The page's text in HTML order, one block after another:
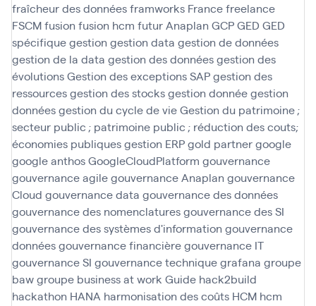
fraîcheur des donnéesframworks Francefreelance
FSCMfusion fusion hcm futur Anaplan GCPGED GED
spécifiquegestion gestion data gestion de données
gestion de la data gestion des donnéesgestion des
évolutionsGestion des exceptions SAPgestion des
ressourcesgestion des stocksgestion donnéegestion
donnéesgestion du cycle de vieGestion du patrimoine ;
secteur public ; patrimoine public ; réduction des couts;
économies publiquesgestion ERPgold partnergoogle
google anthosGoogleCloudPlatform gouvernance
gouvernance agilegouvernance Anaplan gouvernance
Cloud gouvernance data gouvernance des données
gouvernance des nomenclaturesgouvernance des SI
gouvernance des systèmes d'information gouvernance
donnéesgouvernance financièregouvernance IT
gouvernance SI gouvernance techniquegrafana groupe
bawgroupe business at work Guide hack2build
hackathon HANA harmonisation des coûts HCM hcm